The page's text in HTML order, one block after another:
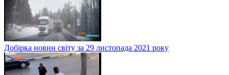
Добірка новин світу за 29 листопада 2021 року